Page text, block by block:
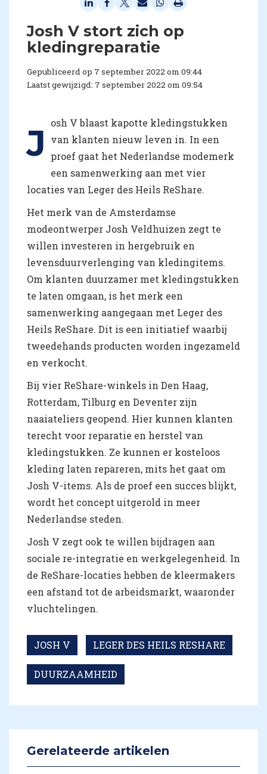
Josh V stort zich op
kledingreparatie
Gepubliceerd op 7 september 2022 om 09:44
Laatst gewijzigd: 7 september 2022 om 09:54
J
osh V blaast kapotte kledingstukken
van klanten nieuw leven in. In een
proef gaat het Nederlandse modemerk
een samenwerking aan met vier
locaties van Leger des Heils ReShare.
Het merk van de Amsterdamse
modeontwerper Josh Veldhuizen zegt te
willen investeren in hergebruik en
levensduurverlenging van kledingitems.
Om klanten duurzamer met kledingstukken
te laten omgaan, is het merk een
samenwerking aangegaan met Leger des
Heils ReShare. Dit is een initiatief waarbij
tweedehands producten worden ingezameld
en verkocht.
Bij vier ReShare-winkels in Den Haag,
Rotterdam, Tilburg en Deventer zijn
naaiateliers geopend. Hier kunnen klanten
terecht voor reparatie en herstel van
kledingstukken. Ze kunnen er kosteloos
kleding laten repareren, mits het gaat om
Josh V-items. Als de proef een succes blijkt,
wordt het concept uitgerold in meer
Nederlandse steden.
Josh V zegt ook te willen bijdragen aan
sociale re-integratie en werkgelegenheid. In
de ReShare-locaties hebben de kleermakers
een afstand tot de arbeidsmarkt, waaronder
vluchtelingen.
JOSH V LEGER DES HEILS RESHARE
DUURZAAMHEID
Gerelateerde artikelen